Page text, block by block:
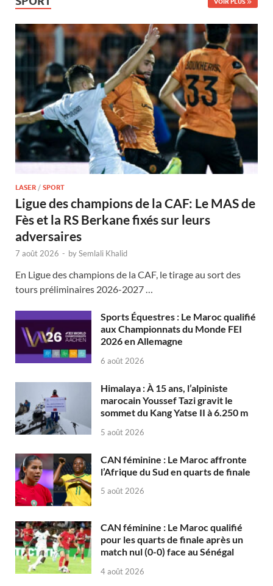
LASER / SPORT
Ligue des champions de la CAF: Le MAS de
Fès et la RS Berkane fixés sur leurs
adversaires
7 août 2026 - bySemlali Khalid
En Ligue des champions de la CAF, le tirage au sort des
tours préliminaires 2026-2027 …
Sports Équestres : Le Maroc qualifié
aux Championnats du Monde FEI
2026 en Allemagne
6 août 2026
Himalaya : À 15 ans, l’alpiniste
marocain Youssef Tazi gravit le
sommet du Kang Yatse II à 6.250 m
5 août 2026
CAN féminine : Le Maroc affronte
l’Afrique du Sud en quarts de finale
5 août 2026
CAN féminine : Le Maroc qualifié
pour les quarts de finale après un
match nul (0-0) face au Sénégal
4 août 2026